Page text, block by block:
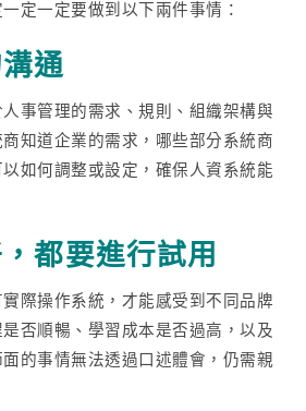
定一定要做到以下兩件事情：
通
事管理的需求、規則、組織架構與
知道企業的需求，哪些部分系統商
如何調整或設定，確保人資系統能
都要進行試用
際操作系統，才能感受到不同品牌
否順暢、學習成本是否過高，以及
的事情無法透過口述體會，仍需親